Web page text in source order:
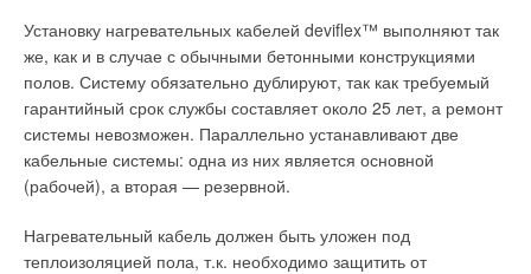
Установку нагревательных кабелей deviflex™ выполняют так
же, как и в случае с обычными бетонными конструкциями
полов. Систему обязательно дублируют, так как требуемый
гарантийный срок службы составляет около 25 лет, а ремонт
системы невозможен. Параллельно устанавливают две
кабельные системы: одна из них является основной
(рабочей), а вторая — резервной.
Нагревательный кабель должен быть уложен под
теплоизоляцией пола, т.к. необходимо защитить от